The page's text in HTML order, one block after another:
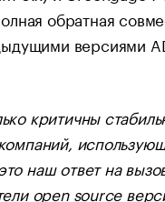
обратная
версиями
критичны
наш ответ на
open source